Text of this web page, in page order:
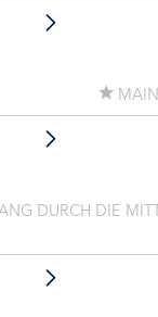
DURCH DIE